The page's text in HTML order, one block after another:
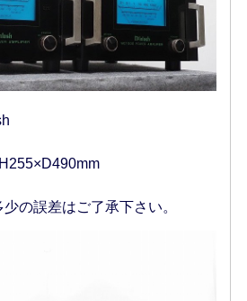
の誤差はご了承下さい。